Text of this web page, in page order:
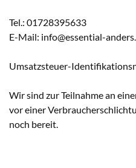
Tel.: 01728395633
E-Mail: info@essential-
Umsatzsteuer-
Wir sind zur Teilnahme an
vor einer
noch bereit.